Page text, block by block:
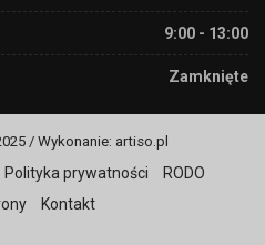
9:00 - 13:00
Zamknięte
/ Wykonanie: artiso.pl
Polityka prywatności
RODO
Kontakt